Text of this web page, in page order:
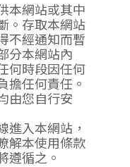
本網站或其中
。存取本網站
不經通知而暫
分本網站內
何時段因任何
擔任何責任。
由您自行安
進入本網站，
解本使用條款
遵循之。